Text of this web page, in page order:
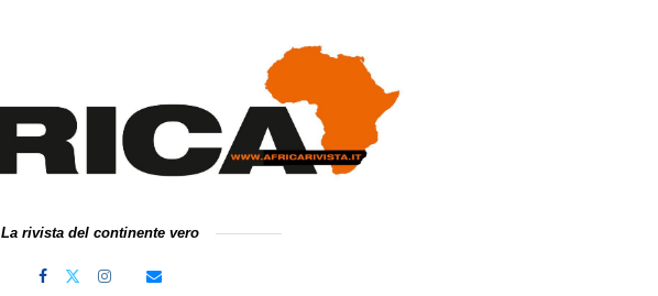
La rivista del continente vero